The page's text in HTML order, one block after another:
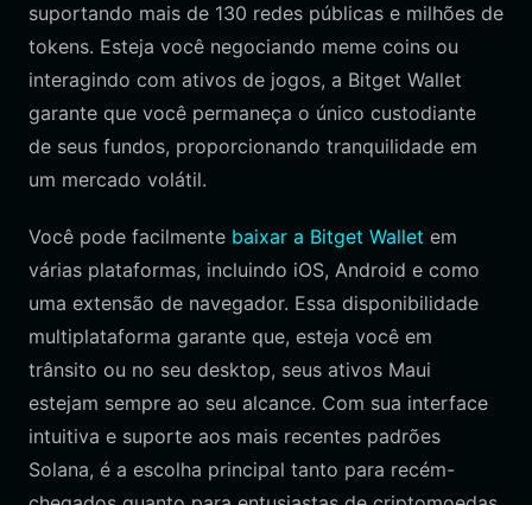
suportando mais de 130 redes públicas e milhões de
tokens. Esteja você negociando meme coins ou
interagindo com ativos de jogos, a Bitget Wallet
garante que você permaneça o único custodiante
de seus fundos, proporcionando tranquilidade em
um mercado volátil.
Você pode facilmente baixar a Bitget Wallet em
várias plataformas, incluindo iOS, Android e como
uma extensão de navegador. Essa disponibilidade
multiplataforma garante que, esteja você em
trânsito ou no seu desktop, seus ativos Maui
estejam sempre ao seu alcance. Com sua interface
intuitiva e suporte aos mais recentes padrões
Solana, é a escolha principal tanto para recém-